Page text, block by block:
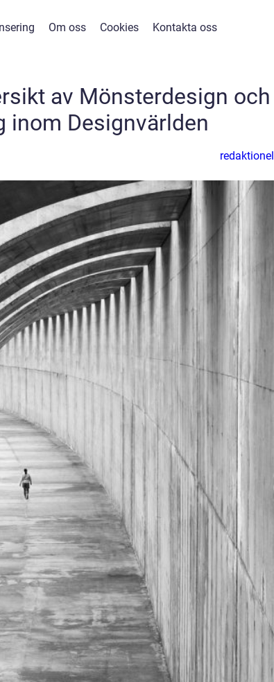
Om oss Cookies Kontakta oss
av Mönsterdesign och
inom Designvärlden
redaktionel